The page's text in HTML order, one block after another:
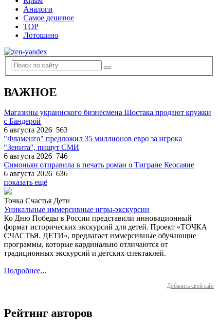
Аналоги
Самое дешевое
TOP
Лотошино
ВАЖНОЕ
Магазины украинского бизнесмена Шостака продают кружки
с Бандерой
6 августа 2026 563
"Фламенго" предложил 35 миллионов евро за игрока
"Зенита", пишут СМИ
6 августа 2026 746
Симоньян отправила в печать роман о Тигране Кеосаяне
6 августа 2026 636
показать ещё
Точка Счастья Дети
Уникальные иммерсивные игры-экскурсии
Ко Дню Победы в России представили инновационный
формат исторических экскурсий для детей. Проект «ТОЧКА
СЧАСТЬЯ. ДЕТИ», предлагает иммерсивные обучающие
программы, которые кардинально отличаются от
традиционных экскурсий и детских спектаклей.
Подробнее...
Добавить свой сайт
Рейтинг авторов